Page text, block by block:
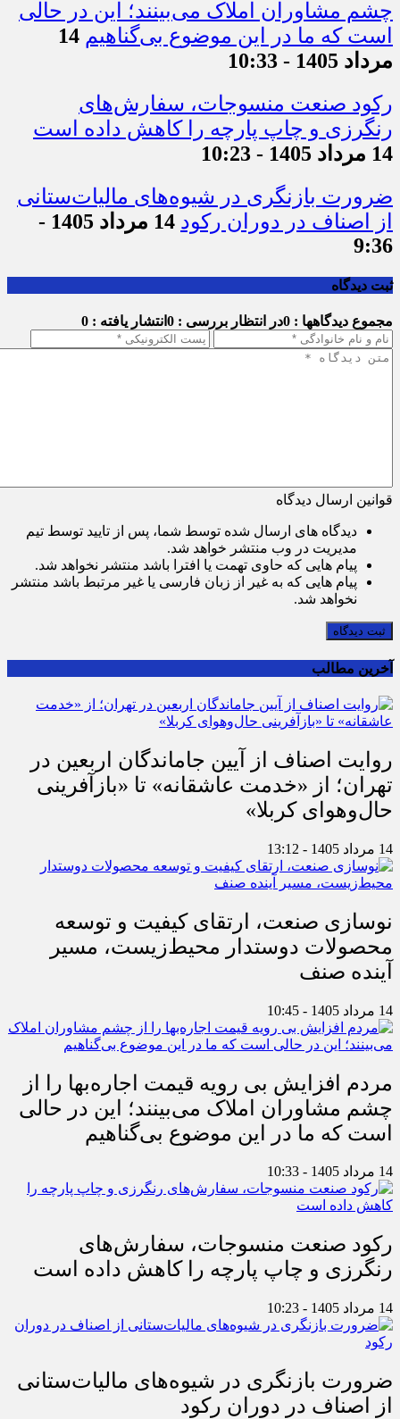
چشم مشاوران املاک می‌بینند؛ این در حالی
است که ما در این موضوع بی‌گناهیم 14
مرداد 1405 - 10:33
رکود صنعت منسوجات، سفارش‌های
رنگرزی و چاپ پارچه را کاهش داده است
14 مرداد 1405 - 10:23
ضرورت بازنگری در شیوه‌های مالیات‌ستانی
از اصناف در دوران رکود
14 مرداد 1405 -
9:36
ثبت دیدگاه
مجموع دیدگاهها : 0 در انتظار بررسی : 0 انتشار یافته : 0
قوانین ارسال دیدگاه
دیدگاه های ارسال شده توسط شما، پس از تایید توسط تیم
مدیریت در وب منتشر خواهد شد.
پیام هایی که حاوی تهمت یا افترا باشد منتشر نخواهد شد.
پیام هایی که به غیر از زبان فارسی یا غیر مرتبط باشد منتشر
نخواهد شد.
ثبت دیدگاه
آخرین مطالب
روایت اصناف از آیین جاماندگان اربعین در
تهران؛ از «خدمت عاشقانه» تا «بازآفرینی
حال‌وهوای کربلا»
14 مرداد 1405 - 13:12
نوسازی صنعت، ارتقای کیفیت و توسعه
محصولات دوستدار محیط‌زیست، مسیر
آینده صنف
14 مرداد 1405 - 10:45
مردم افزایش بی رویه قیمت اجاره‌بها را از
چشم مشاوران املاک می‌بینند؛ این در حالی
است که ما در این موضوع بی‌گناهیم
14 مرداد 1405 - 10:33
رکود صنعت منسوجات، سفارش‌های
رنگرزی و چاپ پارچه را کاهش داده است
14 مرداد 1405 - 10:23
ضرورت بازنگری در شیوه‌های مالیات‌ستانی
از اصناف در دوران رکود